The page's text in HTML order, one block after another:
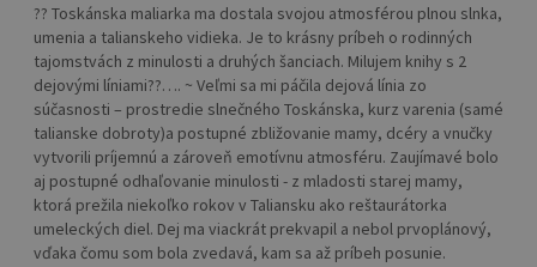
?? Toskánska maliarka ma dostala svojou atmosférou plnou slnka,
umenia a talianskeho vidieka. Je to krásny príbeh o rodinných
tajomstvách z minulosti a druhých šanciach. Milujem knihy s 2
dejovými líniami??…. ~ Veľmi sa mi páčila dejová línia zo
súčasnosti – prostredie slnečného Toskánska, kurz varenia (samé
talianske dobroty)a postupné zbližovanie mamy, dcéry a vnučky
vytvorili príjemnú a zároveň emotívnu atmosféru. Zaujímavé bolo
aj postupné odhaľovanie minulosti - z mladosti starej mamy,
ktorá prežila niekoľko rokov v Taliansku ako reštaurátorka
umeleckých diel. Dej ma viackrát prekvapil a nebol prvoplánový,
vďaka čomu som bola zvedavá, kam sa až príbeh posunie.